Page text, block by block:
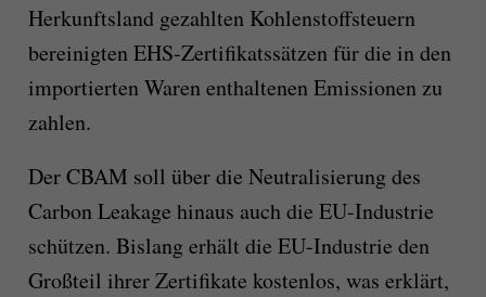
Herkunftsland gezahlten Kohlenstoffsteuern
bereinigten EHS-Zertifikatssätzen für die in den
importierten Waren enthaltenen Emissionen zu
zahlen.
Der CBAM soll über die Neutralisierung des
Carbon Leakage hinaus auch die EU-Industrie
schützen. Bislang erhält die EU-Industrie den
Großteil ihrer Zertifikate kostenlos, was erklärt,